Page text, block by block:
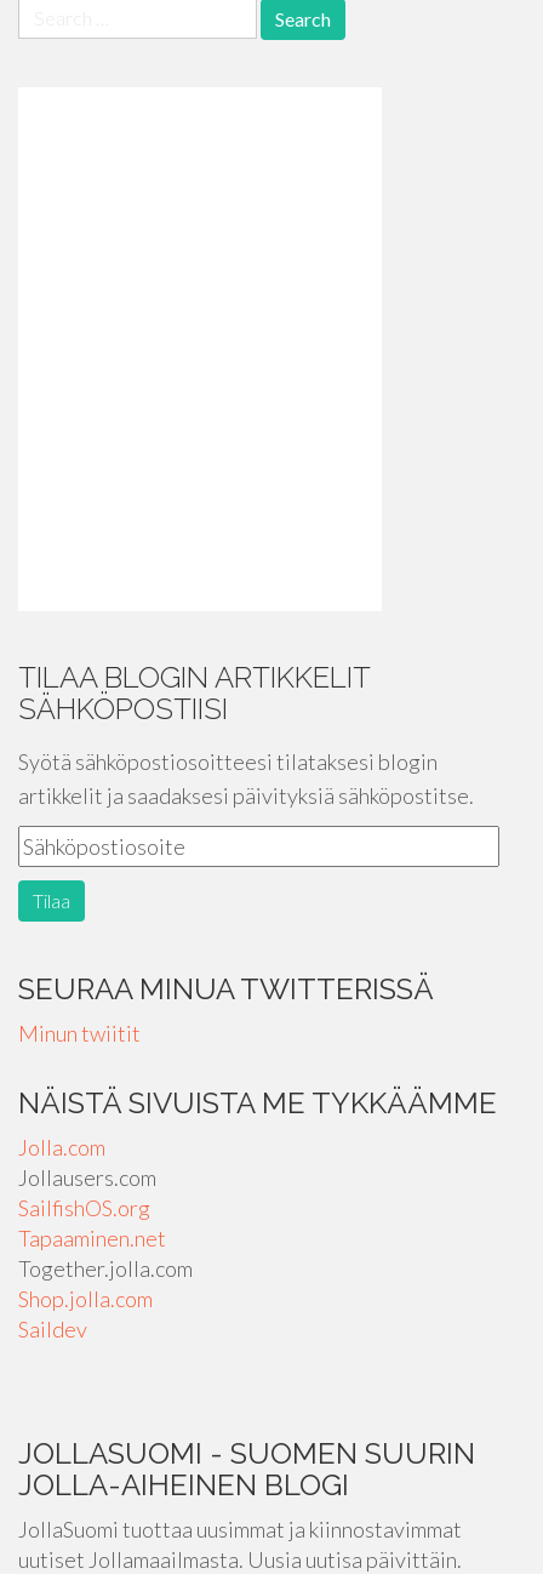
for:
TILAA BLOGIN ARTIKKELIT
SÄHKÖPOSTIISI
Syötä sähköpostiosoitteesi tilataksesi blogin
artikkelit ja saadaksesi päivityksiä sähköpostitse.
SEURAA MINUA TWITTERISSÄ
Minun twiitit
NÄISTÄ SIVUISTA ME TYKKÄÄMME
Jolla.com
Jollausers.com
SailfishOS.org
Tapaaminen.net
Together.jolla.com
Shop.jolla.com
Saildev
JOLLASUOMI - SUOMEN SUURIN
JOLLA-AIHEINEN BLOGI
JollaSuomi tuottaa uusimmat ja kiinnostavimmat
uutiset Jollamaailmasta. Uusia uutisa päivittäin.